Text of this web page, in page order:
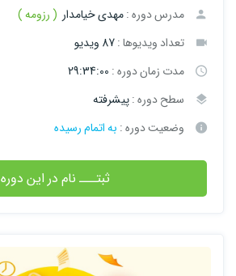
مدرس دوره :مهدی خیامدار ( رزومه )
تعداد ویدیوها :87 ویدیو
مدت زمان دوره : 29:34:00
سطح دوره :پیشرفته
وضعیت دوره : به اتمام رسیده
ثبتـــ نام در این دوره